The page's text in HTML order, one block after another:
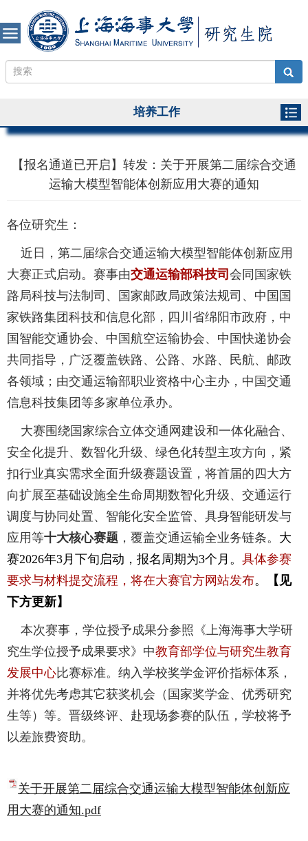
培养工作
【报名通道已开启】转发：关于开展第二届综合交通
运输大模型智能体创新应用大赛的通知
各位研究生：
近日，第二届综合交通运输大模型智能体创新应用
大赛正式启动。赛事由交通运输部科技司 会同国家铁
路局科技与法制司、国家邮政局政策法规司、中国国
家铁路集团科技和信息化部，四川省绵阳市政府，中
国智能交通协会、中国航空运输协会、中国快递协会
共同指导，广泛覆盖铁路、公路、水路、民航、邮政
各领域；由交通运输部职业资格中心主办，中国交通
信息科技集团等多家单位承办。
大赛围绕国家综合立体交通网建设和一体化融合、
安全化提升、数智化升级、绿色化转型主攻方向，紧
扣行业真实需求全面升级赛题设置，将首届的四大方
向扩展至基础设施全生命周期数智化升级、交通运行
调度与协同处置、智能化安全监管、具身智能研发与
应用等十大核心赛题 ，覆盖交通运输全业务链条。 大
赛2026年3月下旬启动，报名周期为3个月。 具体参赛
要求与材料提交流程，将在大赛官方网站发布。
【见
下方更新】
本次赛事，学位授予成果分参照《上海海事大学研
究生学位授予成果要求》中教育部学位与研究生教育
发展中心比赛标准。纳入学校奖学金评价指标体系，
并将优先考虑其它获奖机会（国家奖学金、优秀研究
生等）等。晋级终评、赴现场参赛的队伍，学校将予
以差旅费资助。
关于开展第二届综合交通运输大模型智能体创新应
用大赛的通知.pdf